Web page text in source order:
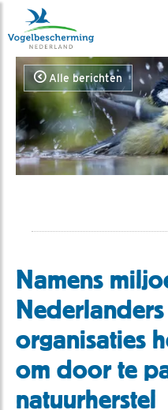
Alle berichten
Namens
organisaties
om door te
natuurherstel